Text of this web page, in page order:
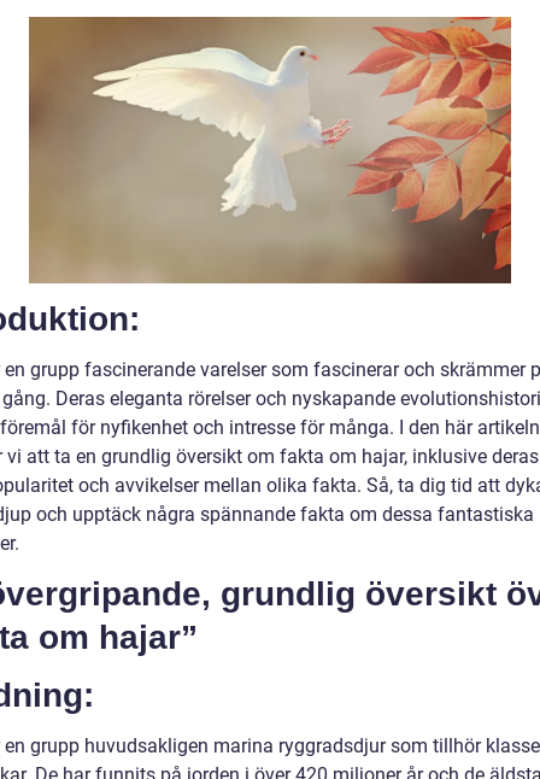
en grupp fascinerande varelser som fascinerar och skrämmer
Deras eleganta rörelser och nyskapande
för nyfikenhet och intresse för många. I den här artikeln
vi att ta en grundlig översikt om fakta om hajar, inklusive
och avvikelser mellan olika fakta. Så, ta dig tid att
och upptäck några spännande fakta om dessa fantastiska
grundlig översikt
om hajar”
en grupp huvudsakligen marina ryggradsdjur som tillhör